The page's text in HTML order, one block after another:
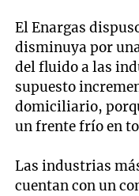
El Enargas
disminuya por
del fluido a las
supuesto
domiciliario,
un frente frío en
Las industrias
cuentan con un